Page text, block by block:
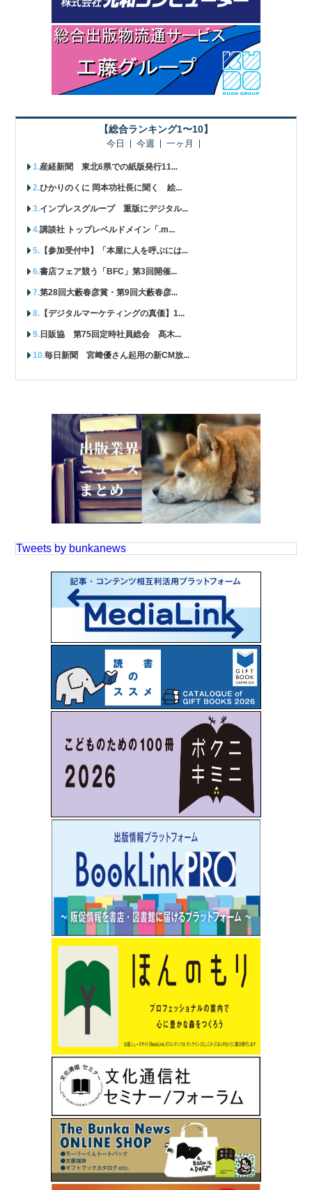
【総合ランキング1〜10】
今日 今週 一ヶ月
産経新聞 東北6県での紙版発行11...
ひかりのくに 岡本功社長に聞く 絵...
インプレスグループ 重版にデジタル...
講談社 トップレベルドメイン「.m...
【参加受付中】「本屋に人を呼ぶには...
書店フェア競う「BFC」第3回開催...
第28回大藪春彦賞・第9回大藪春彦...
【デジタルマーケティングの真価】1...
日販協 第75回定時社員総会 髙木...
毎日新聞 宮﨑優さん起用の新CM放...
Tweets by bunkanews